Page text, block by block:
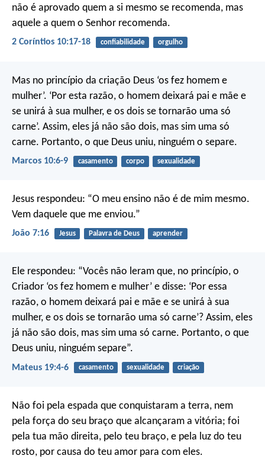
não é aprovado quem a si mesmo se recomenda, mas
aquele a quem o Senhor recomenda.
2 Coríntios 10:17-18 confiabilidade orgulho
Mas no princípio da criação Deus ‘os fez homem e
mulher’. ‘Por esta razão, o homem deixará pai e mãe e
se unirá à sua mulher, e os dois se tornarão uma só
carne’. Assim, eles já não são dois, mas sim uma só
carne. Portanto, o que Deus uniu, ninguém o separe.
Marcos 10:6-9 casamento corpo sexualidade
Jesus respondeu: “O meu ensino não é de mim mesmo.
Vem daquele que me enviou.”
João 7:16 Jesus Palavra de Deus aprender
Ele respondeu: “Vocês não leram que, no princípio, o
Criador ‘os fez homem e mulher’ e disse: ‘Por essa
razão, o homem deixará pai e mãe e se unirá à sua
mulher, e os dois se tornarão uma só carne’? Assim, eles
já não são dois, mas sim uma só carne. Portanto, o que
Deus uniu, ninguém separe”.
Mateus 19:4-6 casamento sexualidade criação
Não foi pela espada que conquistaram a terra, nem
pela força do seu braço que alcançaram a vitória; foi
pela tua mão direita, pelo teu braço, e pela luz do teu
rosto, por causa do teu amor para com eles.